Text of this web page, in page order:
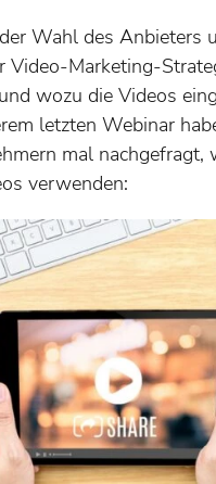
Wahl des Anbieters
Video-Marketing-
wozu die Videos
letzten Webinar
mal nachgefragt,
verwenden: